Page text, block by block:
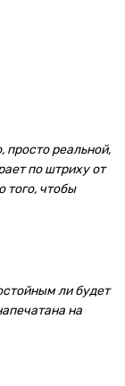
просто реальной,
по штриху от
того, чтобы
ли будет
на